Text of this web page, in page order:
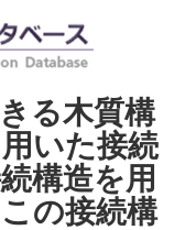
る木質構
いた接続
構造を用
の接続構